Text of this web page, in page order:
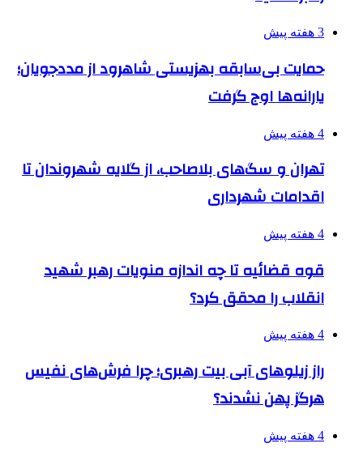
3 هفته پیش
حمایت بی‌سابقه بهزیستی شاهرود از مددجویان؛
یارانه‌ها اوج گرفت
4 هفته پیش
تهران و سگ‌های بلاصاحب، از گلایه شهروندان تا
اقدامات شهرداری
4 هفته پیش
قوه قضائیه تا چه اندازه منویات رهبر شهید
انقلاب را محقق کرد؟
4 هفته پیش
راز زیلوهای آبی بیت رهبری؛ چرا فرش‌های نفیس
هرگز پهن نشدند؟
4 هفته پیش